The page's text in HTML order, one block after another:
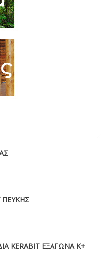
KERABIT ΕΞΑΓΩΝΑ Κ+